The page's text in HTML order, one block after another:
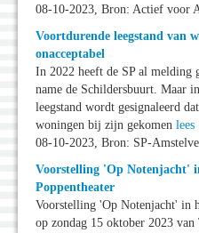
08-10-2023, Bron: Actief voor
Voortdurende leegstand van
onacceptabel
In 2022 heeft de SP al melding
name de Schildersbuurt. Maar
leegstand wordt gesignaleerd
woningen bij zijn gekomen lees
08-10-2023, Bron: SP-
Voorstelling 'Op Notenjacht'
Poppentheater
Voorstelling 'Op Notenjacht' in
op zondag 15 oktober 2023 van